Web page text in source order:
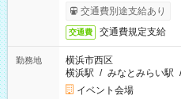
交通費別途支給あり
交通費 交通費規定支給
勤務地
横浜市西区
横浜駅 / みなとみらい駅
イベント会場